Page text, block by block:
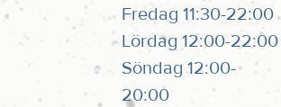
Fredag 11:30-22:00
Lördag 12:00-22:00
Söndag 12:00-
20:00